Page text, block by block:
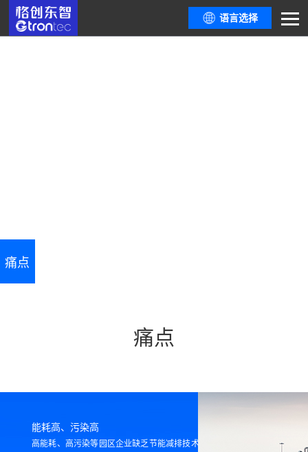
语言选择
痛点
痛点
能耗高、污染高
高能耗、高污染等园区企业缺乏节能减排技术、能力